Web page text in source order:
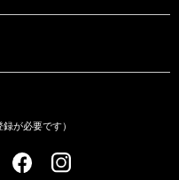
が必要です）